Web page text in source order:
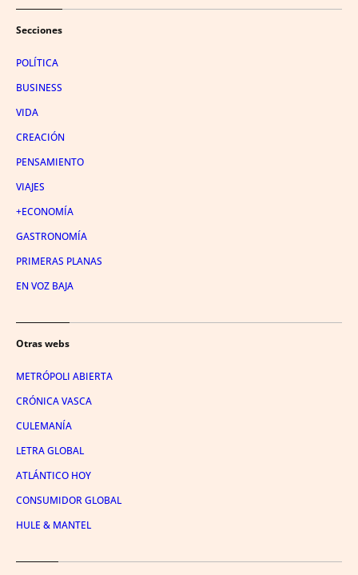
Secciones
POLÍTICA
BUSINESS
VIDA
CREACIÓN
PENSAMIENTO
VIAJES
+ECONOMÍA
GASTRONOMÍA
PRIMERAS PLANAS
EN VOZ BAJA
Otras webs
METRÓPOLI ABIERTA
CRÓNICA VASCA
CULEMANÍA
LETRA GLOBAL
ATLÁNTICO HOY
CONSUMIDOR GLOBAL
HULE & MANTEL